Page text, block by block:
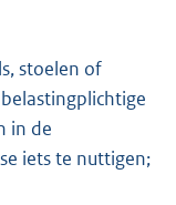
stoelen of
in de
iets te nuttigen;